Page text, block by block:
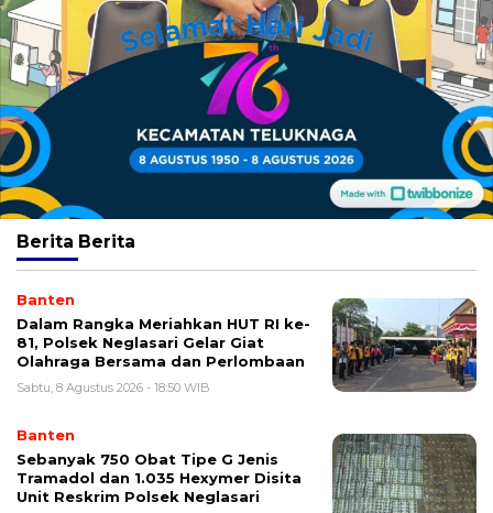
Berita Berita
Banten
Dalam Rangka Meriahkan HUT RI ke-
81, Polsek Neglasari Gelar Giat
Olahraga Bersama dan Perlombaan
Sabtu, 8 Agustus 2026 - 18:50 WIB
Banten
Sebanyak 750 Obat Tipe G Jenis
Tramadol dan 1.035 Hexymer Disita
Unit Reskrim Polsek Neglasari